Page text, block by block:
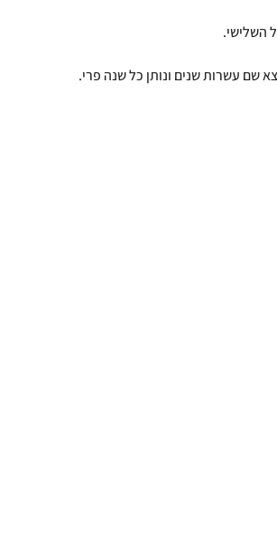
השלישי.
שם עשרות שנים ונותן כל שנה פרי.